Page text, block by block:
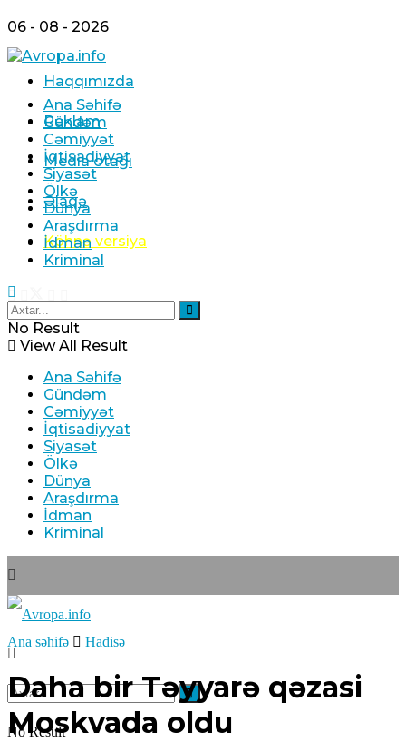
06 - 08 - 2026
Haqqımızda
Reklam
Media otağı
Əlaqə
Köhnə versiya
Ana Səhifə
Gündəm
Cəmiyyət
İqtisadiyyat
Siyasət
Ölkə
Dünya
Araşdırma
İdman
Kriminal
No Result
View All Result
Ana Səhifə
Gündəm
Cəmiyyət
İqtisadiyyat
Siyasət
Ölkə
Dünya
Araşdırma
İdman
Kriminal
No Result
Ana səhifə Hadisə
Daha bir Təyyarə qəzasi
Moskvada oldu